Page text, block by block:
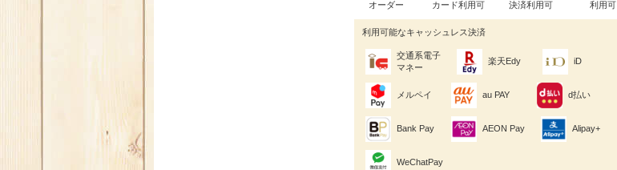
オーダー
カード利用可
決済利用可
利用可
利用可能なキャッシュレス決済
交通系電子
マネー
楽天Edy iD
メルペイ au PAY d払い
Bank Pay AEON Pay Alipay+
WeChatPay